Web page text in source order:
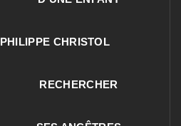
PHILIPPE CHRISTOL
RECHERCHER